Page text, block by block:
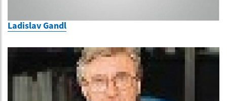
Ladislav Gandl